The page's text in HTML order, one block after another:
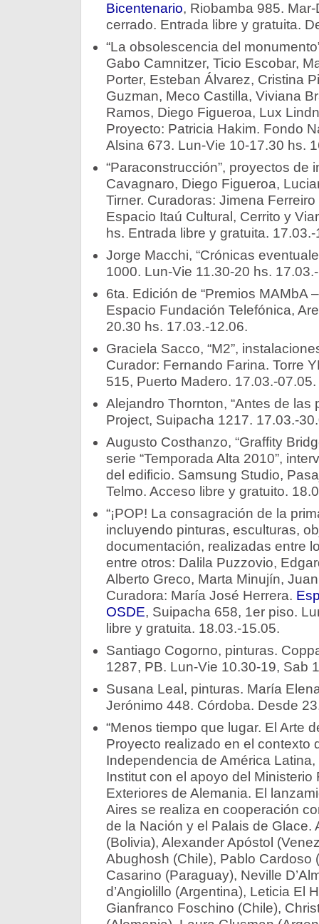
Bicentenario, Riobamba 985.
cerrado. Entrada libre y gratuita.
“La obsolescencia del
Gabo Camnitzer, Ticio Escobar,
Porter, Esteban Álvarez, Cristina
Guzman, Meco Castilla, Viviana
Ramos, Diego Figueroa, Lux
Proyecto: Patricia Hakim. Fondo
Alsina 673. Lun-Vie 10-17.30 hs.
“Paraconstrucción”, proyectos de
Cavagnaro, Diego Figueroa,
Tirner. Curadoras: Jimena
Espacio Itaú Cultural, Cerrito y
hs. Entrada libre y gratuita.
Jorge Macchi, “Crónicas
1000. Lun-Vie 11.30-20 hs.
6ta. Edición de “Premios MAMbA
Espacio Fundación Telefónica,
20.30 hs. 17.03.-12.06.
Graciela Sacco, “M2”,
Curador: Fernando Farina. Torre
515, Puerto Madero. 17.03.-07.05.
Alejandro Thornton, “Antes de las
Project, Suipacha 1217. 17.03.-
Augusto Costhanzo, “Graffity
serie “Temporada Alta 2010”,
del edificio. Samsung Studio,
Telmo. Acceso libre y gratuito.
“¡POP! La consagración de la
incluyendo pinturas, esculturas,
documentación, realizadas entre
entre otros: Dalila Puzzovio,
Alberto Greco, Marta Minujín,
Curadora: María José Herrera.
OSDE, Suipacha 658, 1er piso.
libre y gratuita. 18.03.-15.05.
Santiago Cogorno, pinturas.
1287, PB. Lun-Vie 10.30-19, Sab
Susana Leal, pinturas. María
Jerónimo 448. Córdoba. Desde
“Menos tiempo que lugar. El Arte
Proyecto realizado en el contexto
Independencia de América
Institut con el apoyo del
Exteriores de Alemania. El
Aires se realiza en cooperación
de la Nación y el Palais de Glace.
(Bolivia), Alexander Apóstol
Abughosh (Chile), Pablo Cardoso
Casarino (Paraguay), Neville
d’Angiolillo (Argentina), Leticia El
Gianfranco Foschino (Chile),